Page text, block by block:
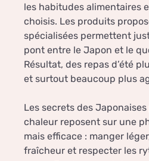
les habitudes alimentaires
choisis. Les produits
spécialisées permettent
pont entre le Japon et le
Résultat, des repas d’été
et surtout beaucoup plus
Les secrets des
chaleur reposent sur une
mais efficace : manger
fraîcheur et respecter les